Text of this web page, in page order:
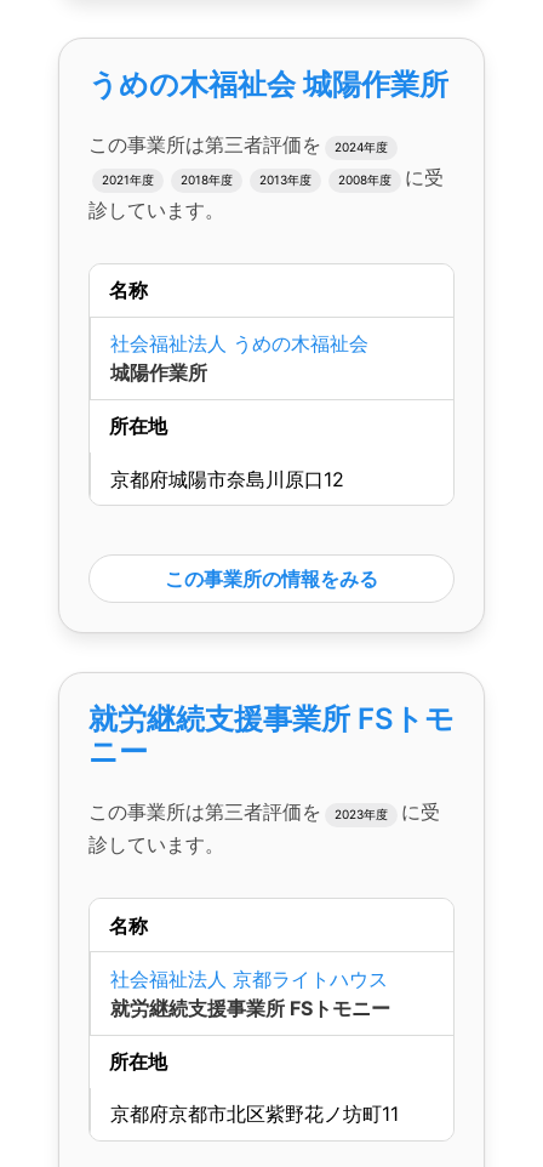
うめの木福祉会 城陽作業所
この事業所は第三者評価を 2024年度
2021年度 2018年度 2013年度 2008年度
に受
診しています。
名称
社会福祉法人 うめの木福祉会
城陽作業所
所在地
京都府城陽市奈島川原口12
この事業所の情報をみる
就労継続支援事業所 FSトモ
ニー
この事業所は第三者評価を 2023年度
に受
診しています。
名称
社会福祉法人 京都ライトハウス
就労継続支援事業所 FSトモニー
所在地
京都府京都市北区紫野花ノ坊町11